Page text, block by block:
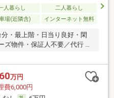
人暮らし
二人暮らし
場(近隣含) インターネット無料
・最上階・日当り良好・閑
物件・保証人不要／代行 ・
万円
費6,000円